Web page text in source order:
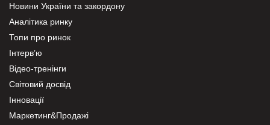
Новини України та закордону
Аналітика ринку
Топи про ринок
Інтерв’ю
Відео-тренінги
Світовий досвід
Інновації
Маркетинг&Продажі